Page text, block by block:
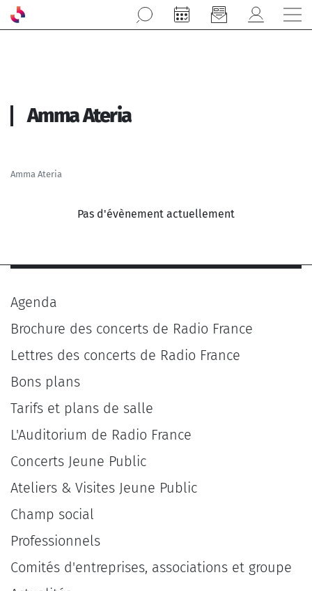
Aller au contenu principal
Amma Ateria
Amma Ateria
Pas d'évènement actuellement
Agenda
Brochure des concerts de Radio France
Lettres des concerts de Radio France
Bons plans
Tarifs et plans de salle
L'Auditorium de Radio France
Concerts Jeune Public
Ateliers & Visites Jeune Public
Champ social
Professionnels
Comités d'entreprises, associations et groupe